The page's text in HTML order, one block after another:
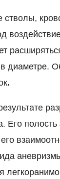
стволы,
диаметре.
.
Его